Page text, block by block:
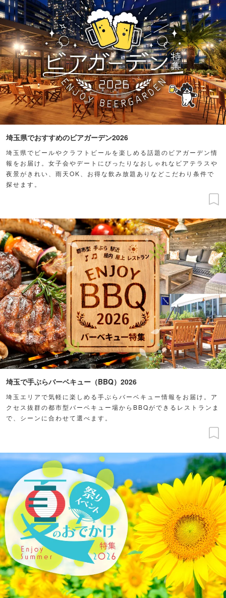
埼玉県でおすすめのビアガーデン2026
埼玉県でビールやクラフトビールを楽しめる話題のビアガーデン情
報をお届け。女子会やデートにぴったりなおしゃれなビアテラスや
夜景がきれい、雨天OK、お得な飲み放題ありなどこだわり条件で
探せます。
埼玉で手ぶらバーベキュー（BBQ）2026
埼玉エリアで気軽に楽しめる手ぶらバーベキュー情報をお届け。ア
クセス抜群の都市型バーベキュー場からBBQができるレストランま
で、シーンに合わせて選べます。